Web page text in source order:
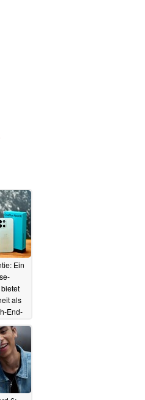
Ein
als
End-